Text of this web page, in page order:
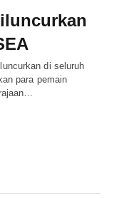
di seluruh
para pemain